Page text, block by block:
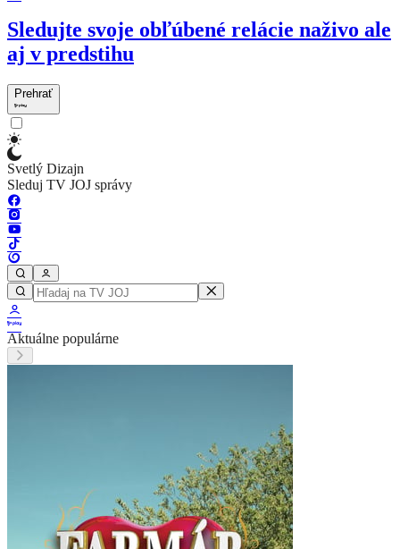
Sledujte svoje obľúbené relácie naživo ale
aj v predstihu
Prehrať
Svetlý Dizajn
Sleduj TV JOJ správy
Aktuálne populárne